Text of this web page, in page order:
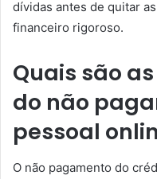
dívidas antes de quitar
financeiro rigoroso.
Quais são
do não
pessoal
O não pagamento do